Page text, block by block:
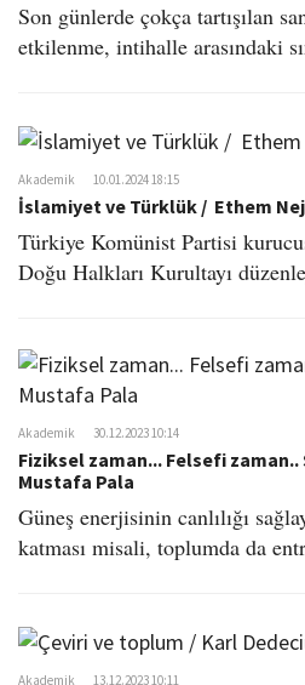
Son günlerde çokça tartışılan
etkilenme, intihalle arasındaki
Akademik 10.01.2024 18:15
İslamiyet ve Türklük / Ethem
Türkiye Komünist Partisi
Doğu Halkları Kurultayı
Akademik 30.12.2023 10:14
Fiziksel zaman... Felsefi
Mustafa Pala
Güneş enerjisinin canlılığı
katması misali, toplumda da
Akademik 13.12.2023 10:11